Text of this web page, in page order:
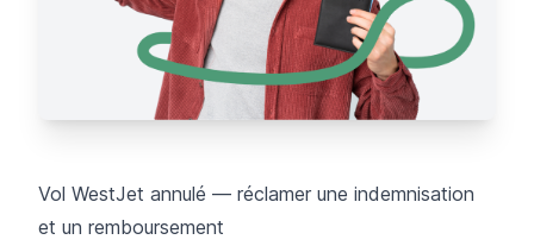
Vol WestJet annulé — réclamer une indemnisation
et un remboursement